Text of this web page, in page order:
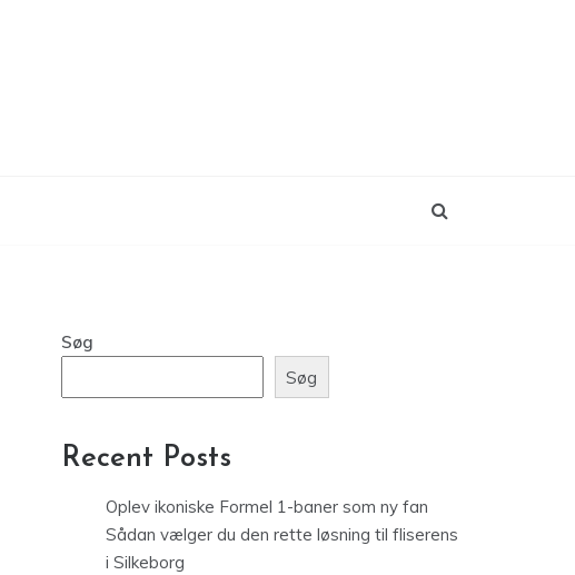
Søg
Søg
Recent Posts
Oplev ikoniske Formel 1-baner som ny fan
Sådan vælger du den rette løsning til fliserens
i Silkeborg